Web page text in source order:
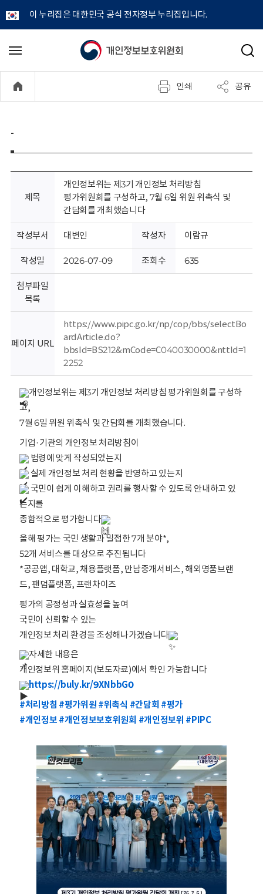
이 누리집은 대한민국 공식 전자정부 누리집입니다.
개
정
보
호
위
원
회
메
기
검
인쇄 공유
-
제목
개인정보위는 제3기 개인정보 처리방침
평가위원회를 구성하고, 7월 6일 위원 위촉식 및
간담회를 개최했습니다
작성부서 대변인 작성자 이람규
작성일 2026-07-09 조회수 635
첨부파일
목록
페이지 URL
https://www.pipc.go.kr/np/cop/bbs/selectBo
ardArticle.do?
bbsId=BS212&mCode=C040030000&nttId=1
2252
개인정보위는 제3기 개인정보 처리방침 평가위원회를 구성하
고,
7월 6일 위원 위촉식 및 간담회를 개최했습니다.
기업·기관의 개인정보 처리방침이
법령에 맞게 작성되었는지
실제 개인정보 처리 현황을 반영하고 있는지
국민이 쉽게 이해하고 권리를 행사할 수 있도록 안내하고 있
는지를
종합적으로 평가합니다
올해 평가는 국민 생활과 밀접한 7개 분야*,
52개 서비스를 대상으로 추진됩니다
*공공앱, 대학교, 채용플랫폼, 만남중개서비스, 해외명품브랜
드, 팬덤플랫폼, 프랜차이즈
평가의 공정성과 실효성을 높여
국민이 신뢰할 수 있는
개인정보 처리 환경을 조성해나가겠습니다
자세한 내용은
개인정보위 홈페이지(보도자료)에서 확인 가능합니다
https://buly.kr/9XNbbG0
#처리방침 #평가위원 #위촉식 #간담회 #평가
#개인정보 #개인정보보호위원회 #개인정보위 #PIPC